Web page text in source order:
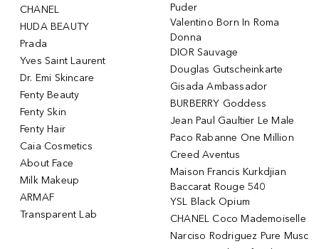
CHANEL
HUDA BEAUTY
Prada
Yves Saint Laurent
Dr. Emi Skincare
Fenty Beauty
Fenty Skin
Fenty Hair
Caia Cosmetics
About Face
Milk Makeup
ARMAF
Transparent Lab
Puder
Valentino Born In Roma
Donna
DIOR Sauvage
Douglas Gutscheinkarte
Gisada Ambassador
BURBERRY Goddess
Jean Paul Gaultier Le Male
Paco Rabanne One Million
Creed Aventus
Maison Francis Kurkdjian
Baccarat Rouge 540
YSL Black Opium
CHANEL Coco Mademoiselle
Narciso Rodriguez Pure Musc